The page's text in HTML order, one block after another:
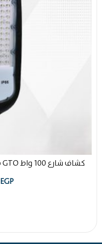
كشاف شارع 100 واط GTO ضمان 3 سنين سامسونج تيراست
EGP